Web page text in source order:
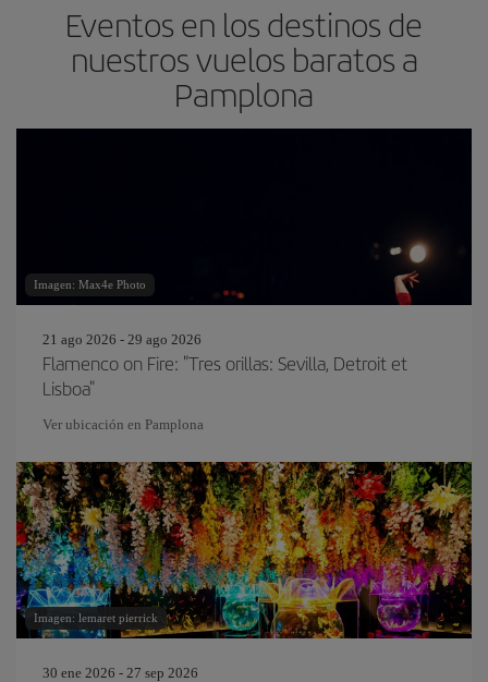
Eventos en los destinos de
nuestros vuelos baratos a
Pamplona
Imagen: Max4e Photo
21 ago 2026 - 29 ago 2026
Flamenco on Fire: "Tres orillas: Sevilla, Detroit et
Lisboa"
Ver ubicación en Pamplona
Imagen: lemaret pierrick
30 ene 2026 - 27 sep 2026